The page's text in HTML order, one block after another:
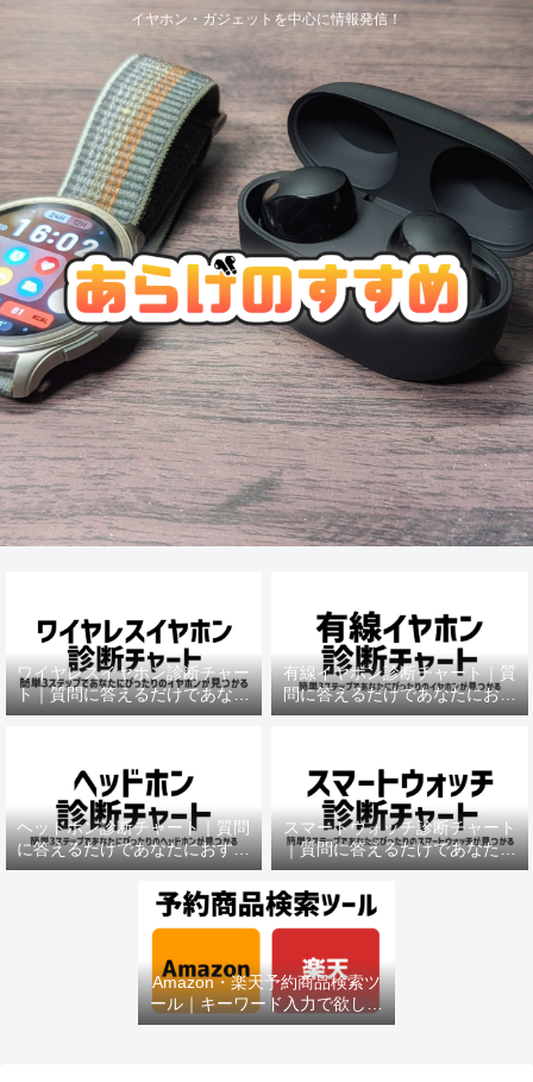
イヤホン・ガジェットを中心に情報発信！
ワイヤレスイヤホン診断チャー
ト｜質問に答えるだけであなた
におすすめの機種がわかる
有線イヤホン診断チャート｜質
問に答えるだけであなたにおす
すめの機種がわかる
ヘッドホン診断チャート｜質問
に答えるだけであなたにおすす
めの機種がわかる
スマートウォッチ診断チャート
｜質問に答えるだけであなたに
おすすめの機種がわかる
Amazon・楽天予約商品検索ツ
ール｜キーワード入力で欲しい
商品を即チェック